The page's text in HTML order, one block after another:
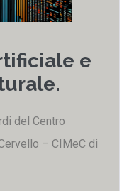
e
del Centro
– CIMeC di